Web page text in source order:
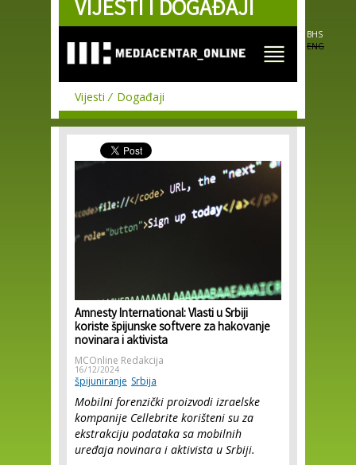
Skip to
main
VIJESTI I DOGAĐAJI
BHS
ENG
Vijesti Događaji
Amnesty International: Vlasti u Srbiji
koriste špijunske softvere za hakovanje
novinara i aktivista
MCOnline Redakcija
16/12/2024
špijuniranje Srbija
Mobilni forenzički proizvodi izraelske
kompanije Cellebrite korišteni su za
ekstrakciju podataka sa mobilnih
uređaja novinara i aktivista u Srbiji.